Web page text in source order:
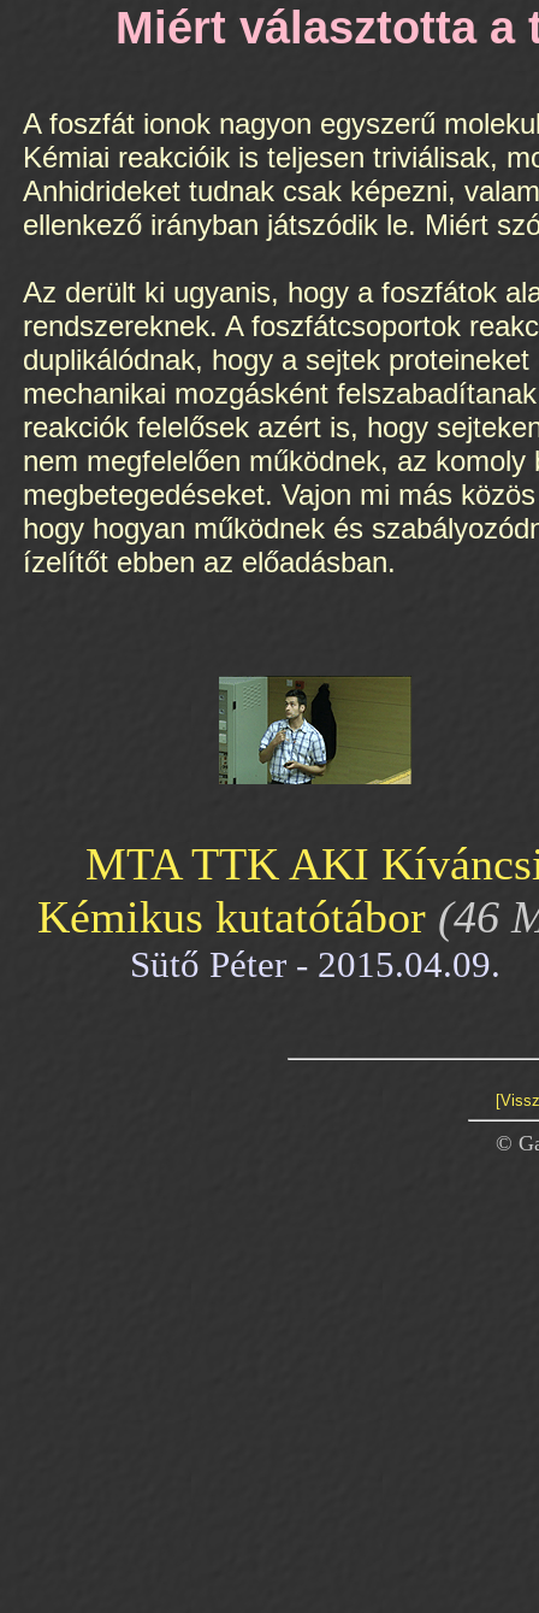
Miért választotta a
A foszfát ionok nagyon egyszerű
Kémiai reakcióik is teljesen triviálisak,
Anhidrideket tudnak csak képezni,
ellenkező irányban játszódik le. Miért
Az derült ki ugyanis, hogy a foszfátok
rendszereknek. A foszfátcsoportok
duplikálódnak, hogy a sejtek
mechanikai mozgásként
reakciók felelősek azért is, hogy
nem megfelelően működnek, az
megbetegedéseket. Vajon mi más
hogy hogyan működnek és
ízelítőt ebben az előadásban.
MTA TTK AKI
Kémikus kutatótábor(46
Sütő Péter - 2015.04.09.
©